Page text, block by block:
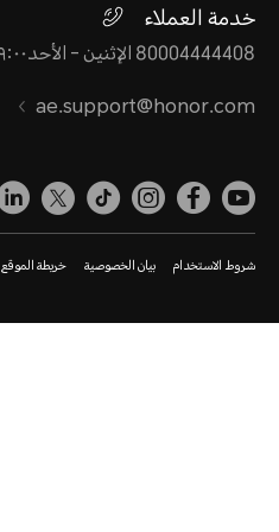
خدمة العملاء
80004444408 الإثنين - الأحد٩:٠٠ صباحا - ٩:٠٠ مساءً
ae.support@honor.com
شروط الاستخدام بيان الخصوصية خريطة الموقع